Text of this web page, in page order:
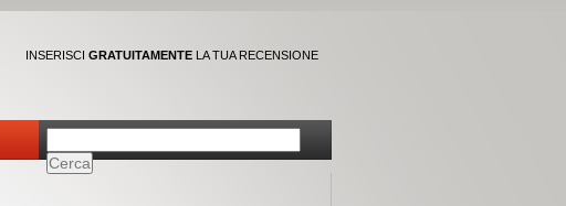
INSERISCI GRATUITAMENTELA TUA RECENSIONE